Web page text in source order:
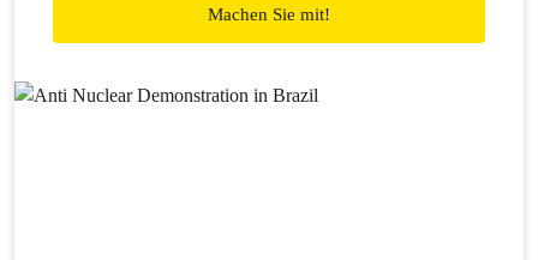
Machen Sie mit!